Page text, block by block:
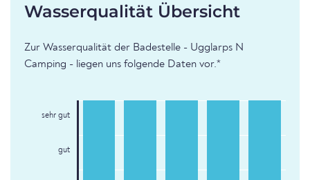
Wasserqualität Übersicht
Zur Wasserqualität der Badestelle - Ugglarps N
Camping - liegen uns folgende Daten vor.*
sehr gut
gut